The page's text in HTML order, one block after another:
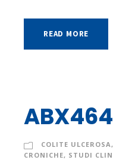
READ MORE
COLITE ULCEROSA ,
CRONICHE, STUDI